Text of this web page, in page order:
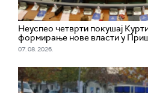
Неуспео четврти покушај
формирање нове власти у
07. 08. 2026.